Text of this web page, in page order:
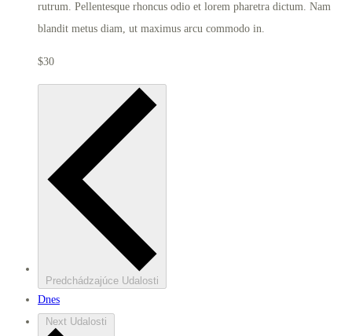
rutrum. Pellentesque rhoncus odio et lorem pharetra dictum. Nam
blandit metus diam, ut maximus arcu commodo in.
$30
Predchádzajúce Udalosti
Dnes
Next Udalosti